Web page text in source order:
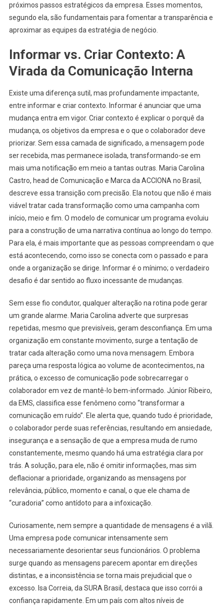
próximos passos estratégicos da empresa. Esses momentos,
segundo ela, são fundamentais para fomentar a transparência e
aproximar as equipes da estratégia de negócio.
Informar vs. Criar Contexto: A
Virada da Comunicação Interna
Existe uma diferença sutil, mas profundamente impactante,
entre informar e criar contexto. Informar é anunciar que uma
mudança entra em vigor. Criar contexto é explicar o porquê da
mudança, os objetivos da empresa e o que o colaborador deve
priorizar. Sem essa camada de significado, a mensagem pode
ser recebida, mas permanece isolada, transformando-se em
mais uma notificação em meio a tantas outras. Maria Carolina
Castro, head de Comunicação e Marca da ACCIONA no Brasil,
descreve essa transição com precisão. Ela notou que não é mais
viável tratar cada transformação como uma campanha com
início, meio e fim. O modelo de comunicar um programa evoluiu
para a construção de uma narrativa contínua ao longo do tempo.
Para ela, é mais importante que as pessoas compreendam o que
está acontecendo, como isso se conecta com o passado e para
onde a organização se dirige. Informar é o mínimo; o verdadeiro
desafio é dar sentido ao fluxo incessante de mudanças.
Sem esse fio condutor, qualquer alteração na rotina pode gerar
um grande alarme. Maria Carolina adverte que surpresas
repetidas, mesmo que previsíveis, geram desconfiança. Em uma
organização em constante movimento, surge a tentação de
tratar cada alteração como uma nova mensagem. Embora
pareça uma resposta lógica ao volume de acontecimentos, na
prática, o excesso de comunicação pode sobrecarregar o
colaborador em vez de mantê-lo bem-informado. Júnior Ribeiro,
da EMS, classifica esse fenômeno como “transformar a
comunicação em ruído”. Ele alerta que, quando tudo é prioridade,
o colaborador perde suas referências, resultando em ansiedade,
insegurança e a sensação de que a empresa muda de rumo
constantemente, mesmo quando há uma estratégia clara por
trás. A solução, para ele, não é omitir informações, mas sim
deflacionar a prioridade, organizando as mensagens por
relevância, público, momento e canal, o que ele chama de
“curadoria” como antídoto para a infoxicação.
Curiosamente, nem sempre a quantidade de mensagens é a vilã.
Uma empresa pode comunicar intensamente sem
necessariamente desorientar seus funcionários. O problema
surge quando as mensagens parecem apontar em direções
distintas, e a inconsistência se torna mais prejudicial que o
excesso. Isa Correia, da SURA Brasil, destaca que isso corrói a
confiança rapidamente. Em um país com altos níveis de